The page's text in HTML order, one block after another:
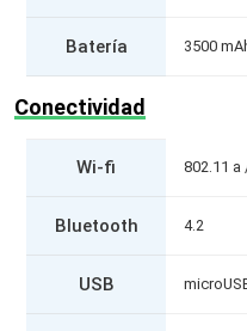
Batería 3500
Conectividad
Wi-fi 802.11 a
Bluetooth 4.2
USB